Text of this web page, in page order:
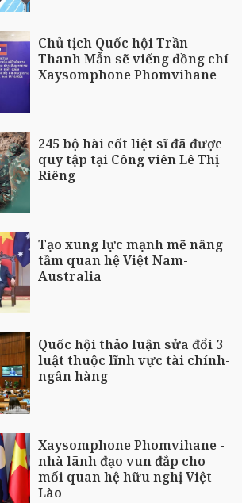
Chủ tịch Quốc hội Trần
Thanh Mẫn sẽ viếng đồng chí
Xaysomphone Phomvihane
245 bộ hài cốt liệt sĩ đã được
quy tập tại Công viên Lê Thị
Riêng
Tạo xung lực mạnh mẽ nâng
tầm quan hệ Việt Nam-
Australia
Quốc hội thảo luận sửa đổi 3
luật thuộc lĩnh vực tài chính-
ngân hàng
Xaysomphone Phomvihane -
nhà lãnh đạo vun đắp cho
mối quan hệ hữu nghị Việt-
Lào